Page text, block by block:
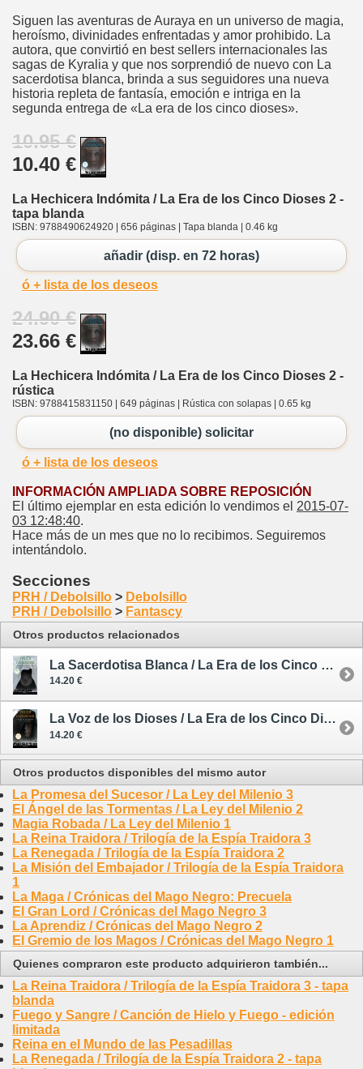
Siguen las aventuras de Auraya en un universo de magia,
heroísmo, divinidades enfrentadas y amor prohibido. La
autora, que convirtió en best sellers internacionales las
sagas de Kyralia y que nos sorprendió de nuevo con La
sacerdotisa blanca, brinda a sus seguidores una nueva
historia repleta de fantasía, emoción e intriga en la
segunda entrega de «La era de los cinco dioses».
10.95 €
10.40 €
La Hechicera Indómita / La Era de los Cinco Dioses 2 -
tapa blanda
ISBN: 9788490624920 | 656 páginas | Tapa blanda | 0.46 kg
añadir (disp. en 72 horas)
ó + lista de los deseos
24.90 €
23.66 €
La Hechicera Indómita / La Era de los Cinco Dioses 2 -
rústica
ISBN: 9788415831150 | 649 páginas | Rústica con solapas | 0.65 kg
(no disponible) solicitar
ó + lista de los deseos
INFORMACIÓN AMPLIADA SOBRE REPOSICIÓN
El último ejemplar en esta edición lo vendimos el 2015-07-
03 12:48:40.
Hace más de un mes que no lo recibimos. Seguiremos
intentándolo.
Secciones
PRH / Debolsillo > Debolsillo
PRH / Debolsillo > Fantascy
Otros productos relacionados
La Sacerdotisa Blanca / La Era de los Cinco Dioses 1 - tapa blanda
14.20 €
La Voz de los Dioses / La Era de los Cinco Dioses 3 - tapa blanda
14.20 €
Otros productos disponibles del mismo autor
La Promesa del Sucesor / La Ley del Milenio 3
El Ángel de las Tormentas / La Ley del Milenio 2
Magia Robada / La Ley del Milenio 1
La Reina Traidora / Trilogía de la Espía Traidora 3
La Renegada / Trilogía de la Espía Traidora 2
La Misión del Embajador / Trilogía de la Espía Traidora
1
La Maga / Crónicas del Mago Negro: Precuela
El Gran Lord / Crónicas del Mago Negro 3
La Aprendiz / Crónicas del Mago Negro 2
El Gremio de los Magos / Crónicas del Mago Negro 1
Quienes compraron este producto adquirieron también...
La Reina Traidora / Trilogía de la Espía Traidora 3 - tapa
blanda
Fuego y Sangre / Canción de Hielo y Fuego - edición
limitada
Reina en el Mundo de las Pesadillas
La Renegada / Trilogía de la Espía Traidora 2 - tapa